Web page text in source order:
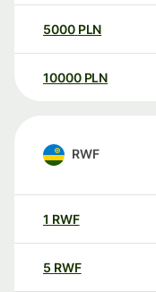
5000 PLN
10000 PLN
RWF
1 RWF
5 RWF